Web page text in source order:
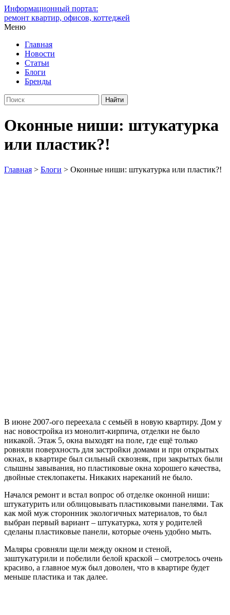
Информационный портал:
ремонт квартир, офисов, коттеджей
Меню
Главная
Новости
Статьи
Блоги
Бренды
Оконные ниши: штукатурка
или пластик?!
Главная > Блоги > Оконные ниши: штукатурка или пластик?!
В июне 2007-ого переехала с семьёй в новую квартиру. Дом у
нас новостройка из монолит-кирпича, отделки не было
никакой. Этаж 5, окна выходят на поле, где ещё только
ровняли поверхность для застройки домами и при открытых
окнах, в квартире был сильный сквозняк, при закрытых были
слышны завывания, но пластиковые окна хорошего качества,
двойные стеклопакеты. Никаких нареканий не было.
Начался ремонт и встал вопрос об отделке оконной ниши:
штукатурить или облицовывать пластиковыми панелями. Так
как мой муж сторонник экологичных материалов, то был
выбран первый вариант – штукатурка, хотя у родителей
сделаны пластиковые панели, которые очень удобно мыть.
Маляры сровняли щели между окном и стеной,
заштукатурили и побелили белой краской – смотрелось очень
красиво, а главное муж был доволен, что в квартире будет
меньше пластика и так далее.